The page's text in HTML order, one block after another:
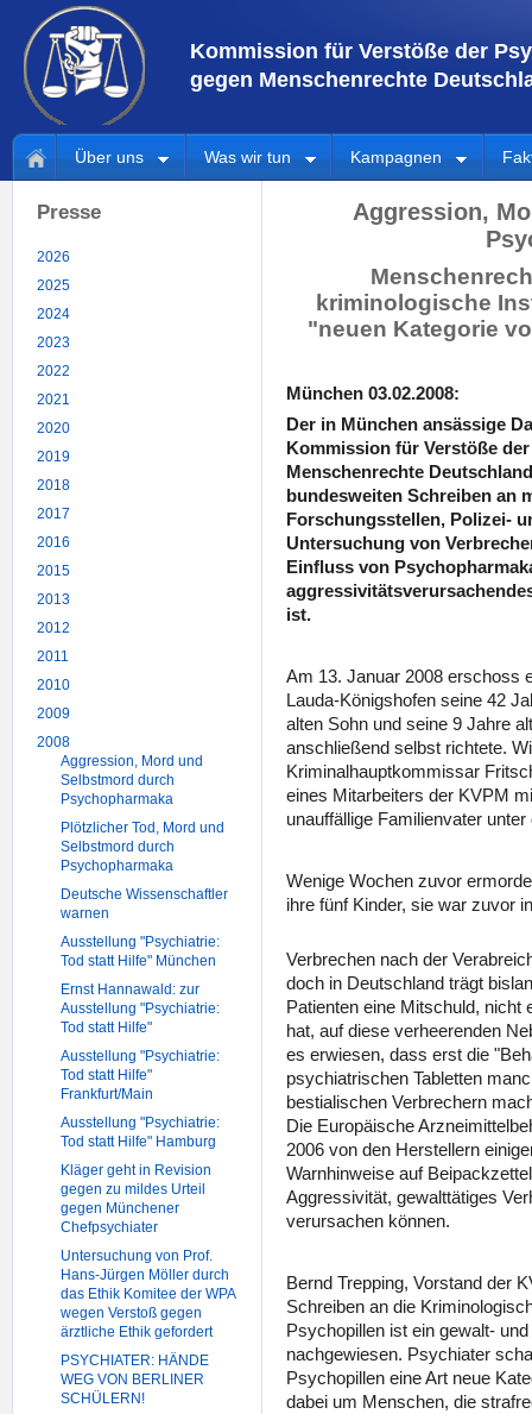
Kommission für Verstöße der
gegen Menschenrechte
Über uns Was wir tun Kampagnen
Presse
2026
2025
2024
2023
2022
2021
2020
2019
2018
2017
2016
2015
2013
2012
2011
2010
2009
2008
Aggression, Mord und
Selbstmord durch
Psychopharmaka
Plötzlicher Tod, Mord und
Selbstmord durch
Psychopharmaka
Deutsche Wissenschaftler
warnen
Ausstellung "Psychiatrie:
Tod statt Hilfe" München
Ernst Hannawald: zur
Ausstellung "Psychiatrie:
Tod statt Hilfe"
Ausstellung "Psychiatrie:
Tod statt Hilfe"
Frankfurt/Main
Ausstellung "Psychiatrie:
Tod statt Hilfe" Hamburg
Kläger geht in Revision
gegen zu mildes Urteil
gegen Münchener
Chefpsychiater
Untersuchung von Prof.
Hans-Jürgen Möller durch
das Ethik Komitee der WPA
wegen Verstoß gegen
ärztliche Ethik gefordert
PSYCHIATER: HÄNDE
WEG VON BERLINER
SCHÜLERN!
Aggression,
kriminologische
"neuen Kategorie
München 03.02.2008:
Der in München ansässige
Kommission für Verstöße
Menschenrechte
bundesweiten Schreiben an
Forschungsstellen, Polizei-
Untersuchung von
Einfluss von
ist.
Am 13. Januar 2008 erschoss
Lauda-Königshofen seine 42
alten Sohn und seine 9 Jahre
anschließend selbst richtete.
Kriminalhauptkommissar
eines Mitarbeiters der KVPM
unauffällige Familienvater
Wenige Wochen zuvor
ihre fünf Kinder, sie war zuvor
Verbrechen nach der
doch in Deutschland trägt
Patienten eine Mitschuld, nicht
hat, auf diese verheerenden
es erwiesen, dass erst die
psychiatrischen Tabletten
bestialischen Verbrechern
Die Europäische
2006 von den Herstellern
Warnhinweise auf
Aggressivität, gewalttätiges
verursachen können.
Bernd Trepping, Vorstand der
Schreiben an die
Psychopillen ist ein gewalt-
nachgewiesen. Psychiater
Psychopillen eine Art neue
dabei um Menschen, die